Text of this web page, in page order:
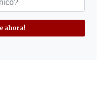
ahora!